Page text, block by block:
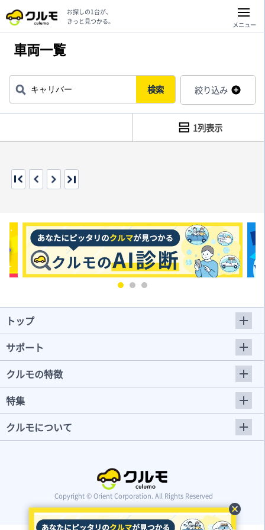
cancel
お探しの1台が、
きっと見つかる。
メニュー
車両一覧
検索 絞り込み
1列表示
トップ
サポート
クルモの特徴
特集
クルモについて
Copyright © Orient Corporation. All Rights Reserved